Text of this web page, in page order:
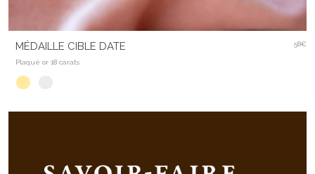
MÉDAILLE CIBLE DATE
Plaqué or 18 carats
58€